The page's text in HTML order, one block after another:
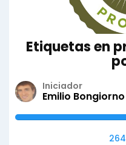
Etiquetas en
Iniciador
Emilio Bongiorno